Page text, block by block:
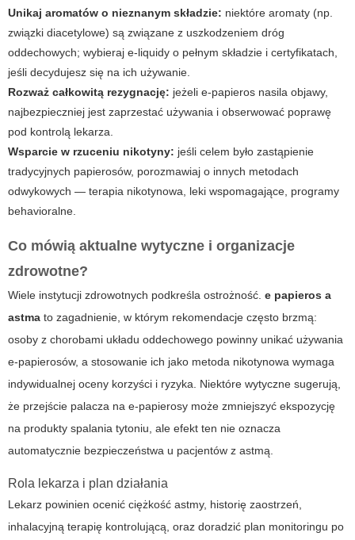
Unikaj aromatów o nieznanym składzie: niektóre aromaty (np.
związki diacetylowe) są związane z uszkodzeniem dróg
oddechowych; wybieraj e-liquidy o pełnym składzie i certyfikatach,
jeśli decydujesz się na ich używanie.
Rozważ całkowitą rezygnację: jeżeli e-papieros nasila objawy,
najbezpieczniej jest zaprzestać używania i obserwować poprawę
pod kontrolą lekarza.
Wsparcie w rzuceniu nikotyny: jeśli celem było zastąpienie
tradycyjnych papierosów, porozmawiaj o innych metodach
odwykowych — terapia nikotynowa, leki wspomagające, programy
behavioralne.
Co mówią aktualne wytyczne i organizacje
zdrowotne?
Wiele instytucji zdrowotnych podkreśla ostrożność. e papieros a
astma to zagadnienie, w którym rekomendacje często brzmą:
osoby z chorobami układu oddechowego powinny unikać używania
e-papierosów, a stosowanie ich jako metoda nikotynowa wymaga
indywidualnej oceny korzyści i ryzyka. Niektóre wytyczne sugerują,
że przejście palacza na e-papierosy może zmniejszyć ekspozycję
na produkty spalania tytoniu, ale efekt ten nie oznacza
automatycznie bezpieczeństwa u pacjentów z astmą.
Rola lekarza i plan działania
Lekarz powinien ocenić ciężkość astmy, historię zaostrzeń,
inhalacyjną terapię kontrolującą, oraz doradzić plan monitoringu po